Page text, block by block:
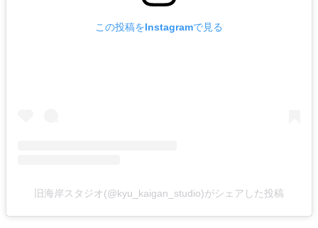
この投稿をInstagramで見る
旧海岸スタジオ(@kyu_kaigan_studio)がシェアした投稿